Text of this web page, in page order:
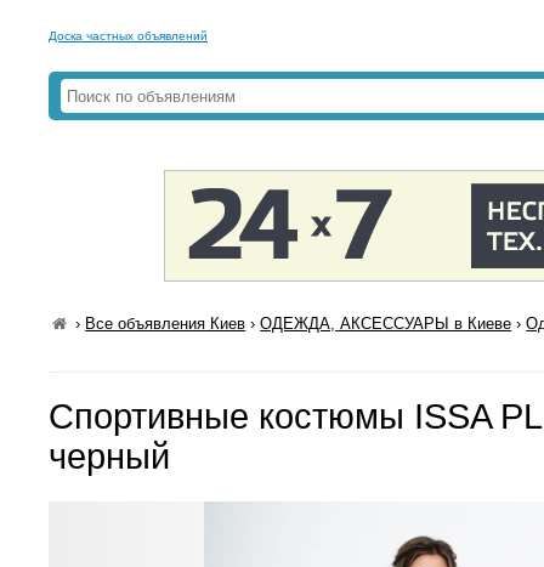
Доска частных объявлений
› Все объявления Киев ›ОДЕЖДА, АКСЕССУАРЫ в Киеве ›
Спортивные костюмы ISSA
черный